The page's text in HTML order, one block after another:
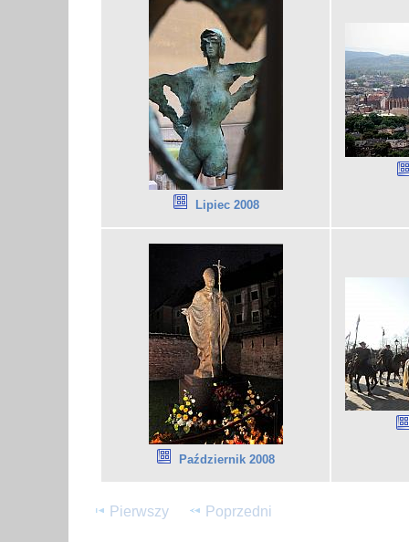
Lipiec 2008
Październik 2008
Pierwszy Poprzedni